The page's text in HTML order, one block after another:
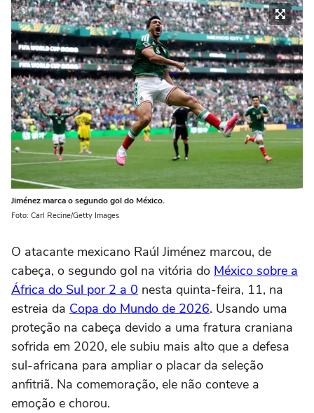
Jiménez marca o segundo gol do México.
Foto: Carl Recine/Getty Images
O atacante mexicano Raúl Jiménez marcou, de
cabeça, o segundo gol na vitória do México sobre a
África do Sul por 2 a 0 nesta quinta-feira, 11, na
estreia da Copa do Mundo de 2026. Usando uma
proteção na cabeça devido a uma fratura craniana
sofrida em 2020, ele subiu mais alto que a defesa
sul-africana para ampliar o placar da seleção
anfitriã. Na comemoração, ele não conteve a
emoção e chorou.